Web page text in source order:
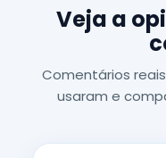
Veja a
Comentários
usaram e